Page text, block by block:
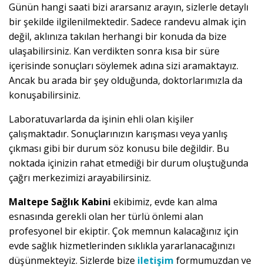
Günün hangi saati bizi ararsanız arayın, sizlerle detaylı
bir şekilde ilgilenilmektedir. Sadece randevu almak için
değil, aklınıza takılan herhangi bir konuda da bize
ulaşabilirsiniz. Kan verdikten sonra kısa bir süre
içerisinde sonuçları söylemek adına sizi aramaktayız.
Ancak bu arada bir şey olduğunda, doktorlarımızla da
konuşabilirsiniz.
Laboratuvarlarda da işinin ehli olan kişiler
çalışmaktadır. Sonuçlarınızın karışması veya yanlış
çıkması gibi bir durum söz konusu bile değildir. Bu
noktada içinizin rahat etmediği bir durum oluştuğunda
çağrı merkezimizi arayabilirsiniz.
Maltepe Sağlık Kabini ekibimiz, evde kan alma
esnasında gerekli olan her türlü önlemi alan
profesyonel bir ekiptir. Çok memnun kalacağınız için
evde sağlık hizmetlerinden sıklıkla yararlanacağınızı
düşünmekteyiz. Sizlerde bize iletişim formumuzdan ve